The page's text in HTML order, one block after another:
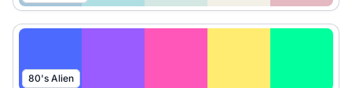
80's Alien